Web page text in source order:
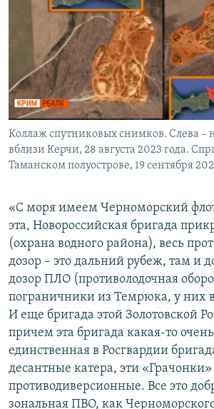
Коллаж спутниковых снимков. Слева –
вблизи Керчи, 28 августа 2023 года.
Таманском полуострове, 19 сентября
«С моря имеем Черноморский
эта, Новороссийская бригада
(охрана водного района), весь
дозор – это дальний рубеж, там и
дозор ПЛО (противолодочная
пограничники из Темрюка, у них
И еще бригада этой Золотовской
причем эта бригада какая-то
единственная в Росгвардии
десантные катера, эти «Грачонки»
противодиверсионные. Все это
зональная ПВО, как